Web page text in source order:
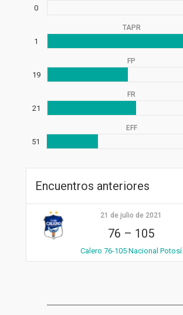
0
TAPR
1
FP
19
FR
21
EFF
51
Encuentros anteriores
21 de julio de 2021
76 – 105
Calero 76-105 Nacional Potosí